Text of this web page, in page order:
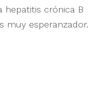
hepatitis crónica B
muy esperanzador.